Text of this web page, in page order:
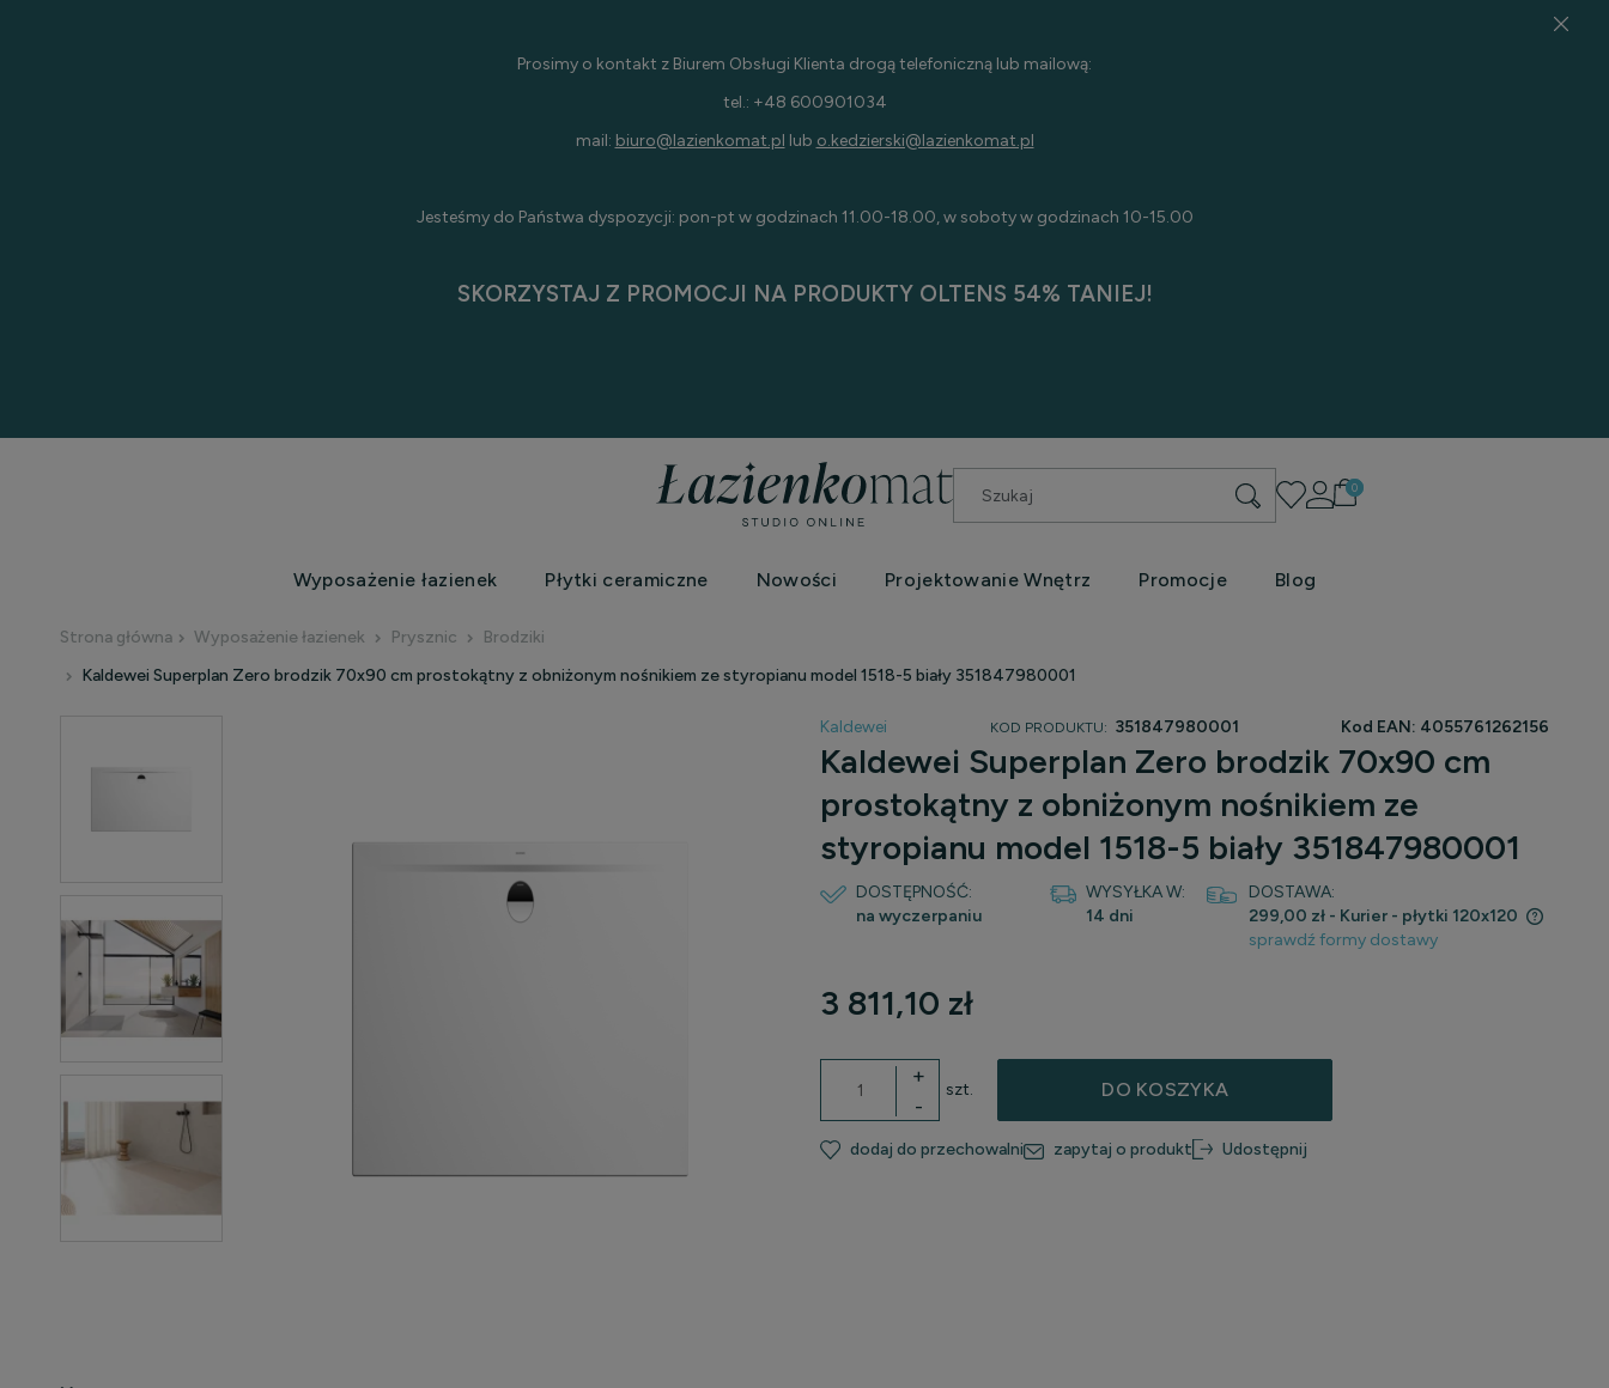
Prosimy o kontakt z Biurem Obsługi Klienta drogą telefoniczną lub mailową:
tel.: +48 600901034
mail: biuro@lazienkomat.pl lub o.kedzierski@lazienkomat.pl
Jesteśmy do Państwa dyspozycji: pon-pt w godzinach 11.00-18.00, w soboty w godzinach 10-15.00
SKORZYSTAJ Z PROMOCJI NA PRODUKTY OLTENS 54% TANIEJ!
Wyposażenie łazienek Płytki ceramiczne Nowości Projektowanie Wnętrz Promocje Blog
Strona główna Wyposażenie łazienek Prysznic
Brodziki
Kaldewei Superplan Zero brodzik 70x90 cm prostokątny z obniżonym nośnikiem ze styropianu model 1518-5 biały 351847980001
Kaldewei KOD PRODUKTU: 351847980001 Kod EAN: 4055761262156
Kaldewei Superplan Zero brodzik 70x90 cm
prostokątny z obniżonym nośnikiem ze
styropianu model 1518-5 biały 351847980001
DOSTĘPNOŚĆ:
na wyczerpaniu
WYSYŁKA W:
14 dni
DOSTAWA:
299,00 zł - Kurier - płytki 120x120
sprawdź formy dostawy
3 811,10 zł
-
+
szt. DO KOSZYKA
dodaj do przechowalni zapytaj o produkt Udostępnij